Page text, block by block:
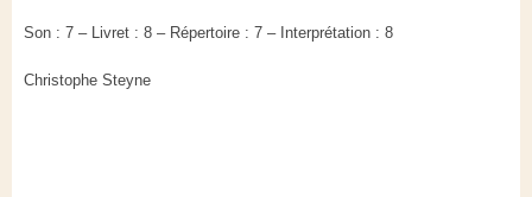
Son : 7 – Livret : 8 – Répertoire : 7 – Interprétation : 8
Christophe Steyne